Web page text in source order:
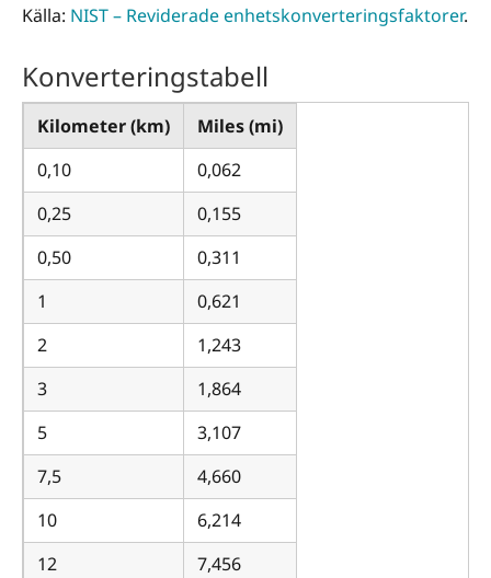
Källa: NIST – Reviderade enhetskonverteringsfaktorer.
Konverteringstabell
Kilometer (km)
Miles (mi)
0,10
0,062
0,25
0,155
0,50
0,311
1
0,621
2
1,243
3
1,864
5
3,107
7,5
4,660
10
6,214
12
7,456